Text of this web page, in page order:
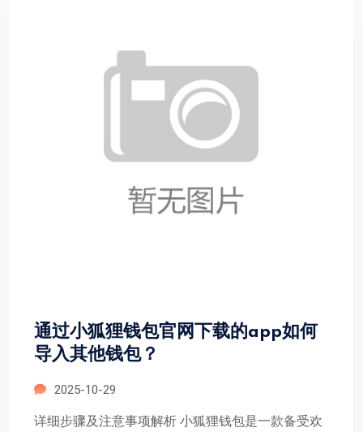
通过小狐狸钱包官网下载的app如何
导入其他钱包？
2025-10-29
详细步骤及注意事项解析 小狐狸钱包是一款备受欢